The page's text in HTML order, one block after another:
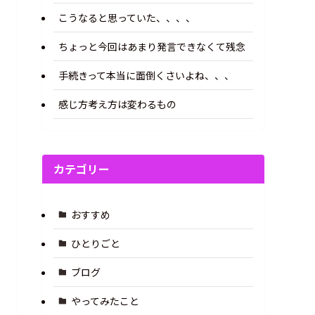
こうなると思っていた、、、、
ちょっと今回はあまり発言できなくて残念
手続きって本当に面倒くさいよね、、、
感じ方考え方は変わるもの
カテゴリー
おすすめ
ひとりごと
ブログ
やってみたこと